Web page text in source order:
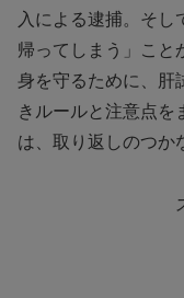
入による逮捕。そし
帰ってしまう」こと
身を守るために、肝
きルールと注意点を
は、取り返しのつか